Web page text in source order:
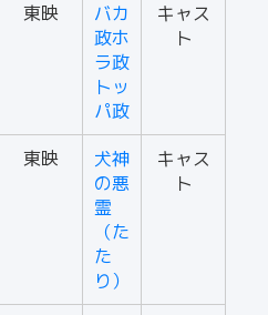
東映
バカ
政ホ
ラ政
トッ
パ政
キャス
ト
東映
犬神
の悪
霊
（た
た
り）
キャス
ト